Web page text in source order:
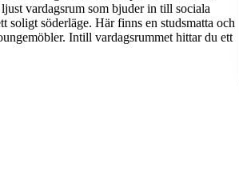
vardagsrum som bjuder in till sociala
soligt söderläge. Här finns en studsmatta och
Intill vardagsrummet hittar du ett